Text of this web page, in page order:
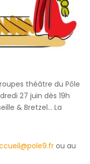
théâtre du Pôle
27 juin dès 19h
& Bretzel… La
ou au